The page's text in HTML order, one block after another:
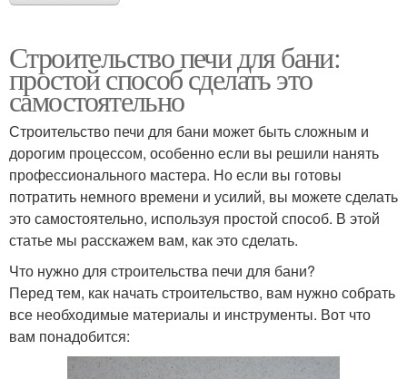
Строительство печи для бани:
простой способ сделать это
самостоятельно
Строительство печи для бани может быть сложным и
дорогим процессом, особенно если вы решили нанять
профессионального мастера. Но если вы готовы
потратить немного времени и усилий, вы можете сделать
это самостоятельно, используя простой способ. В этой
статье мы расскажем вам, как это сделать.
Что нужно для строительства печи для бани?
Перед тем, как начать строительство, вам нужно собрать
все необходимые материалы и инструменты. Вот что
вам понадобится: